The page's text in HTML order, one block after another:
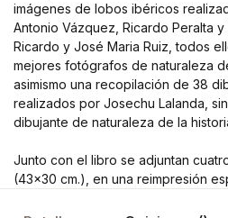
imágenes de lobos ibéricos
Antonio Vázquez, Ricardo Peralta y
Ricardo y José Maria Ruiz, todos
mejores fotógrafos de naturaleza
asimismo una recopilación de 38
realizados por Josechu Lalanda,
dibujante de naturaleza de la
Junto con el libro se adjuntan
(43×30 cm.), en una reimpresión